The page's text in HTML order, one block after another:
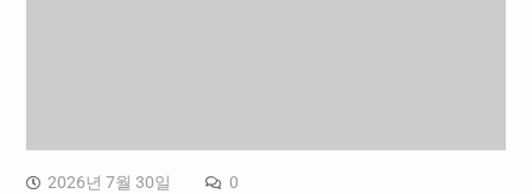
2026년 7월 30일 0